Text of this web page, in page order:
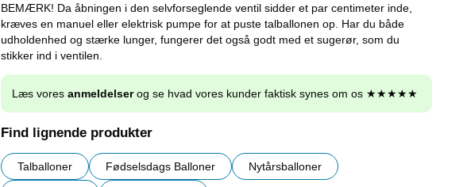
BEMÆRK! Da åbningen i den selvforseglende ventil sidder et par centimeter inde,
kræves en manuel eller elektrisk pumpe for at puste talballonen op. Har du både
udholdenhed og stærke lunger, fungerer det også godt med et sugerør, som du
stikker ind i ventilen.
Læs vores anmeldelserog se hvad vores kunder faktisk synes om os ★★★★★
Find lignende produkter
Talballoner Fødselsdags Balloner Nytårsballoner